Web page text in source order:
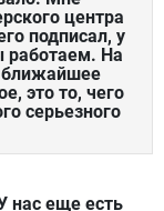
центра
подписал, у
работаем. На
это то, чего
серьезного
нас еще есть